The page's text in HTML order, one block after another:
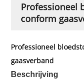
Professioneel
conform
Professioneel
gaasverband
Beschrijving